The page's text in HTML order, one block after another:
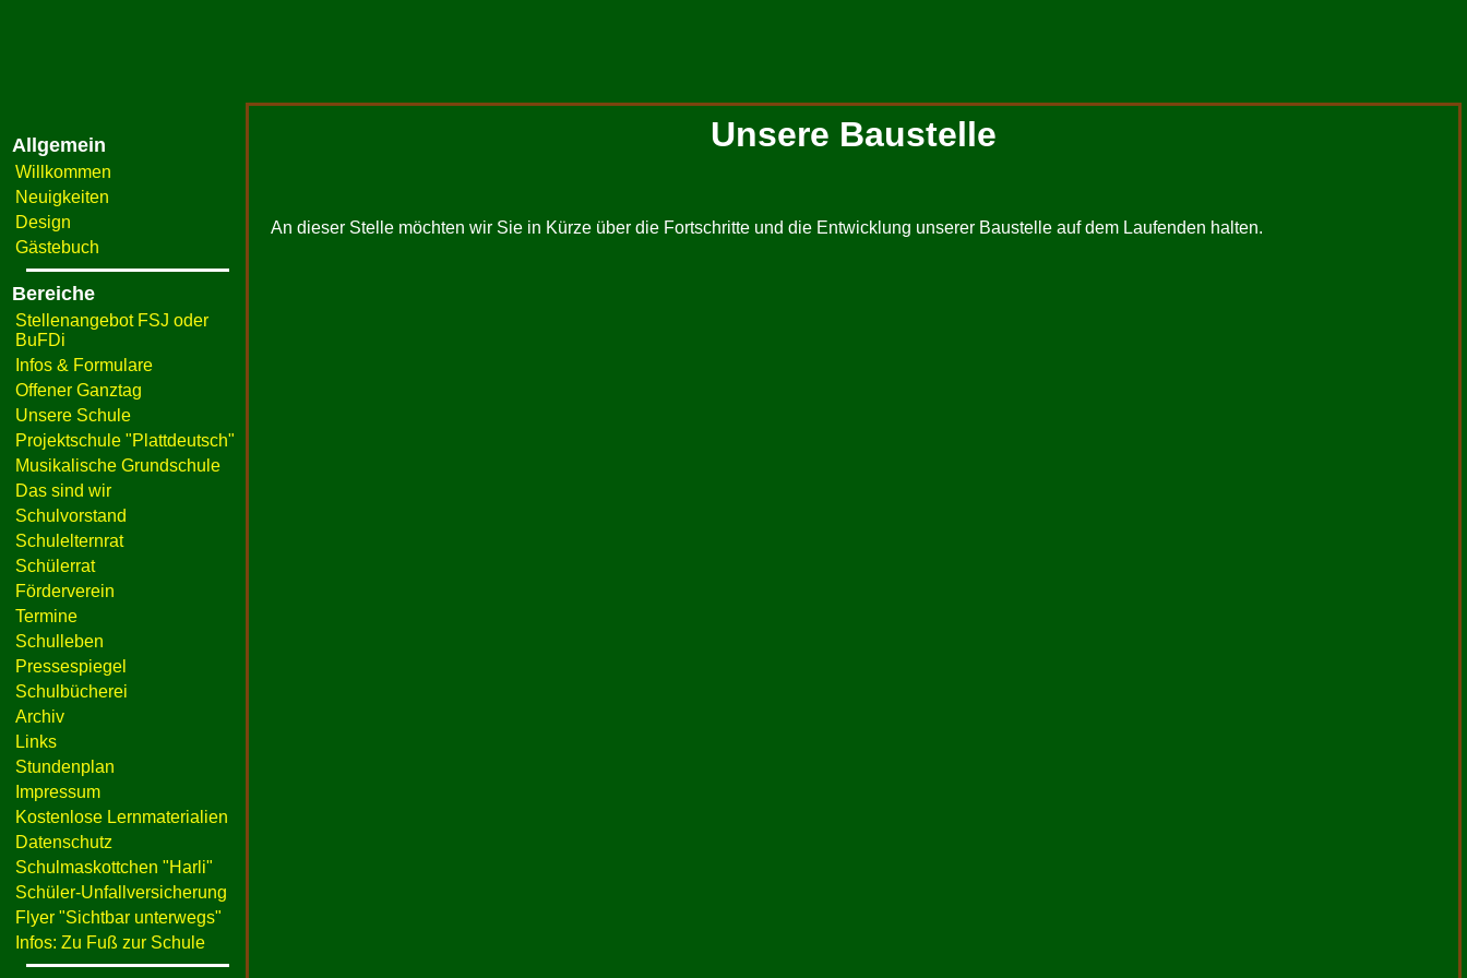
Allgemein
Willkommen
Neuigkeiten
Design
Gästebuch
Bereiche
Stellenangebot FSJ oder
BuFDi
Infos & Formulare
Offener Ganztag
Unsere Schule
Projektschule "Plattdeutsch"
Musikalische Grundschule
Das sind wir
Schulvorstand
Schulelternrat
Schülerrat
Förderverein
Termine
Schulleben
Pressespiegel
Schulbücherei
Archiv
Links
Stundenplan
Impressum
Kostenlose Lernmaterialien
Datenschutz
Schulmaskottchen "Harli"
Schüler-Unfallversicherung
Flyer "Sichtbar unterwegs"
Infos: Zu Fuß zur Schule
Unsere Baustelle
An dieser Stelle möchten wir Sie in Kürze über die Fortschritte und die Entwicklung unserer Baustelle auf dem Laufenden halten.